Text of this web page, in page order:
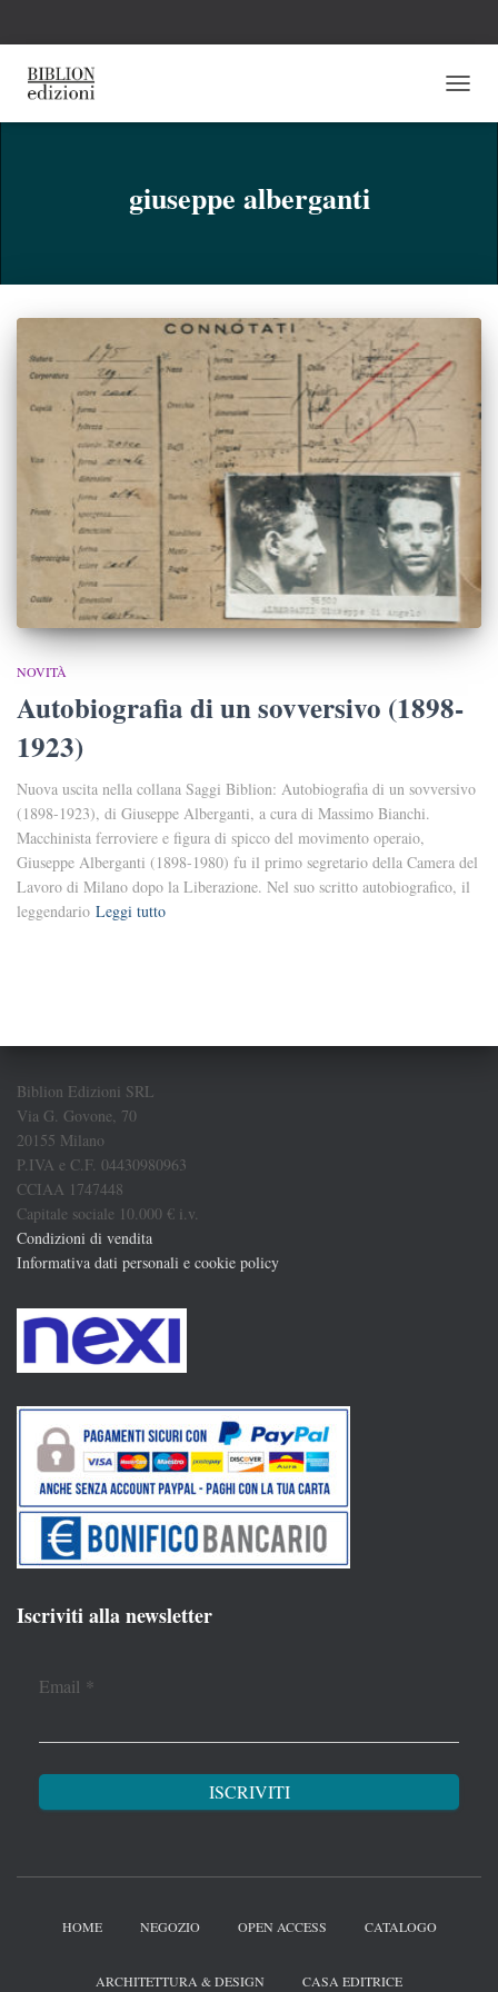
giuseppe alberganti
NOVITÀ
Autobiografia di un sovversivo (1898-
1923)
Nuova uscita nella collana Saggi Biblion: Autobiografia di un sovversivo
(1898-1923), di Giuseppe Alberganti, a cura di Massimo Bianchi.
Macchinista ferroviere e figura di spicco del movimento operaio,
Giuseppe Alberganti (1898-1980) fu il primo segretario della Camera del
Lavoro di Milano dopo la Liberazione. Nel suo scritto autobiografico, il
leggendario Leggi tutto
Biblion Edizioni SRL
Via G. Govone, 70
20155 Milano
P.IVA e C.F. 04430980963
CCIAA 1747448
Capitale sociale 10.000 € i.v.
Condizioni di vendita
Informativa dati personali e cookie policy
Iscriviti alla newsletter
Email *
HOME NEGOZIO OPEN ACCESS CATALOGO
ARCHITETTURA & DESIGN CASA EDITRICE